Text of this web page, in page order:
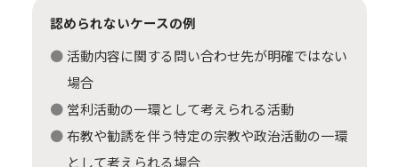
認められないケースの例
活動内容に関する問い合わせ先が明確ではない
場合
営利活動の一環として考えられる活動
布教や勧誘を伴う特定の宗教や政治活動の一環
として考えられる場合